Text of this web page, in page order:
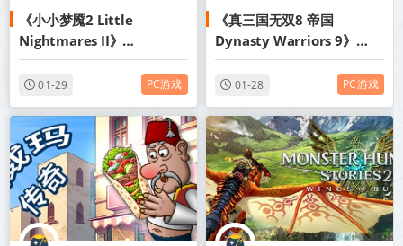
《小小梦魇2 Little
Nightmares II》
v1165【PC/手机双端】丨中
文版网盘下载
01-29 PC游戏
《真三国无双8 帝国
Dynasty Warriors 9》
v1.0.1.1-全DLC【PC/手机双
端】丨中文版网盘下载
01-28 PC游戏